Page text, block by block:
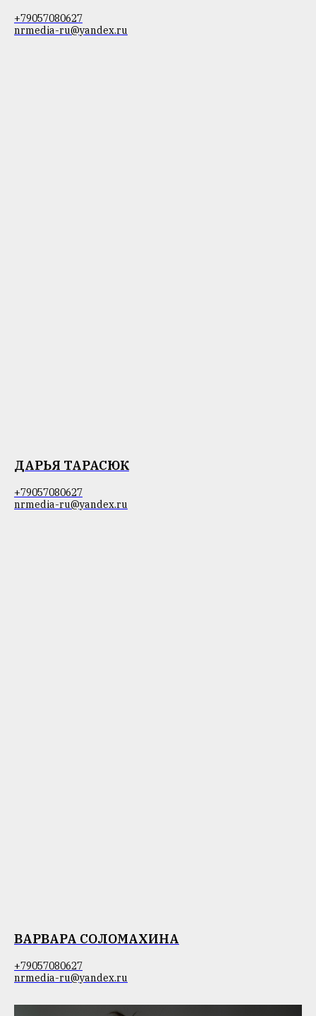
+79057080627
nrmedia-ru@yandex.ru
ДАРЬЯ ТАРАСЮК
+79057080627
nrmedia-ru@yandex.ru
ВАРВАРА СОЛОМАХИНА
+79057080627
nrmedia-ru@yandex.ru